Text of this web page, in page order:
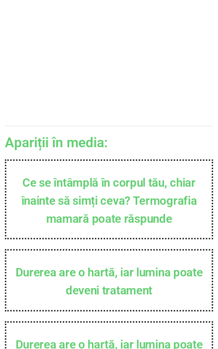
Apariții în media:
Ce se întâmplă în corpul tău, chiar
înainte să simți ceva? Termografia
mamară poate răspunde
Durerea are o hartă, iar lumina poate
deveni tratament
Durerea are o hartă, iar lumina poate